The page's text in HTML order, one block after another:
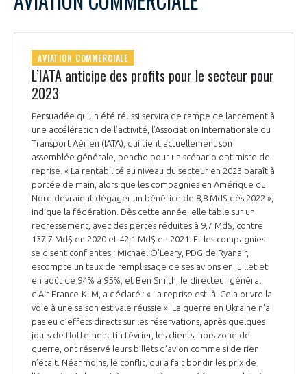
AVIATION COMMERCIALE
L’IATA anticipe des profits pour le secteur pour
2023
Persuadée qu’un été réussi servira de rampe de lancement à
une accélération de l’activité, l’Association Internationale du
Transport Aérien (IATA), qui tient actuellement son
assemblée générale, penche pour un scénario optimiste de
reprise. « La rentabilité au niveau du secteur en 2023 paraît à
portée de main, alors que les compagnies en Amérique du
Nord devraient dégager un bénéfice de 8,8 Md$ dès 2022 »,
indique la fédération. Dès cette année, elle table sur un
redressement, avec des pertes réduites à 9,7 Md$, contre
137,7 Md$ en 2020 et 42,1 Md$ en 2021. Et les compagnies
se disent confiantes : Michael O’Leary, PDG de Ryanair,
escompte un taux de remplissage de ses avions en juillet et
en août de 94% à 95%, et Ben Smith, le directeur général
d’Air France-KLM, a déclaré : « La reprise est là. Cela ouvre la
voie à une saison estivale réussie ». La guerre en Ukraine n’a
pas eu d’effets directs sur les réservations, après quelques
jours de flottement fin février, les clients, hors zone de
guerre, ont réservé leurs billets d’avion comme si de rien
n’était. Néanmoins, le conflit, qui a fait bondir les prix de